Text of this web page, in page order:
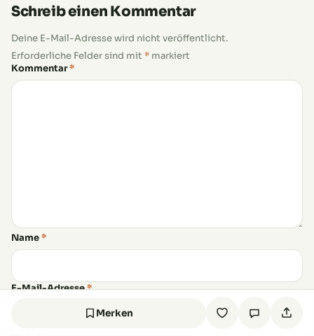
Schreib einen Kommentar
Deine E-Mail-Adresse wird nicht veröffentlicht.
Erforderliche Felder sind mit * markiert
Kommentar*
Name*
E-Mail-Adresse*
Merken